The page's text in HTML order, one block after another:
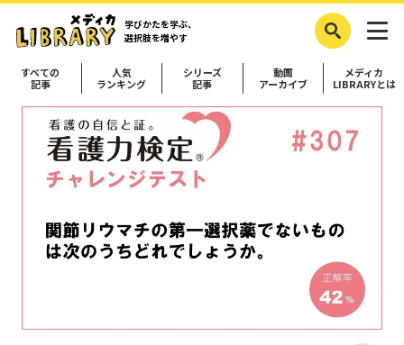
学びかたを学ぶ、
選択肢を増やす
すべての
記事
人気
ランキング
シリーズ
記事
動画
アーカイブ
メディカ
LIBRARYとは